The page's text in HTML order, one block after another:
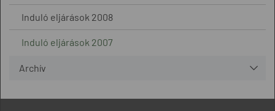
Induló eljárások 2008
Induló eljárások 2007
Archív